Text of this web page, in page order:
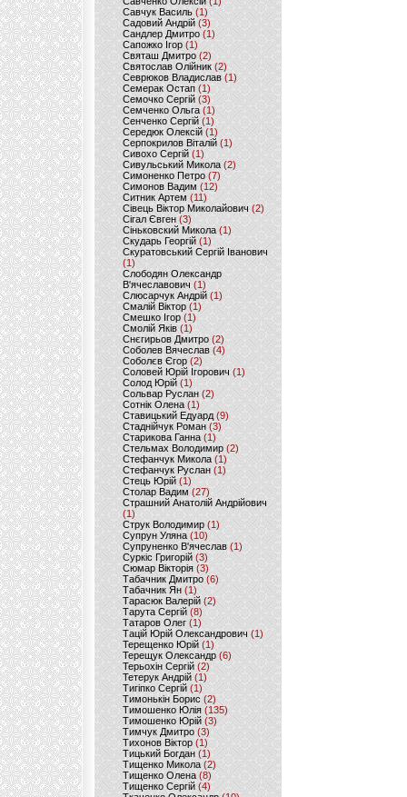
Савчук Василь (1)
Садовий Андрій (3)
Сандлер Дмитро(1)
Сапожко Ігор(1)
Святаш Дмитро (2)
Святослав Олійник (2)
Севрюков Владислав (1)
Семерак Остап (1)
Семочко Сергій (3)
Семченко Ольга (1)
Сенченко Сергій(1)
Середюк Олексій(1)
Серпокрилов Віталій(1)
Сивохо Сергій(1)
Сивульський Микола(2)
Симоненко Петро(7)
Симонов Вадим (12)
Ситник Артем(11)
Сівець Віктор Миколайович(2)
Сігал Євген (3)
Сіньковский Микола(1)
Скударь Георгій (1)
Скуратовський Сергій Іванович
(1)
Слободян Олександр
В'ячеславович(1)
Слюсарчук Андрій(1)
Смалій Віктор (1)
Смешко Ігор (1)
Смолій Яків (1)
Снєгирьов Дмитро (2)
Соболев Вячеслав (4)
Соболєв Єгор(2)
Соловей Юрій Ігорович (1)
Солод Юрій (1)
Сольвар Руслан (2)
Сотнік Олена(1)
Ставицький Едуард (9)
Стаднійчук Роман(3)
Старикова Ганна (1)
Стельмах Володимир(2)
Стефанчук Микола (1)
Стефанчук Руслан (1)
Стець Юрій (1)
Столар Вадим(27)
Страшний Анатолій Андрійович
(1)
Струк Володимир (1)
Супрун Уляна (10)
Супруненко В'ячеслав (1)
Суркіс Григорій (3)
Сюмар Вікторія (3)
Табачник Дмитро (6)
Табачник Ян(1)
Тарасюк Валерій (2)
Тарута Сергій (8)
Татаров Олег(1)
Тацій Юрій Олександрович(1)
Терещенко Юрій(1)
Терещук Олександр(6)
Терьохін Сергій (2)
Тетерук Андрій (1)
Тигіпко Сергій(1)
Тимонькін Борис (2)
Тимошенко Юлія (135)
Тимошенко Юрій(3)
Тимчук Дмитро (3)
Тихонов Віктор (1)
Тицький Богдан (1)
Тищенко Микола (2)
Тищенко Олена (8)
Тищенко Сергій (4)